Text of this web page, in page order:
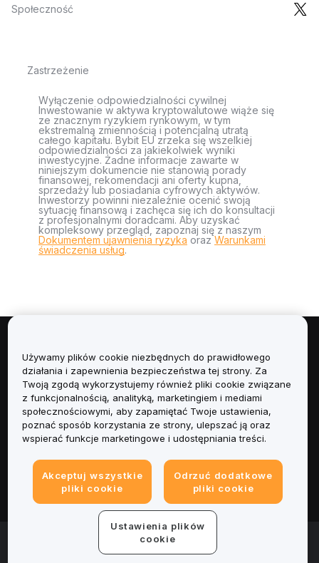
Społeczność
Zastrzeżenie
Wyłączenie odpowiedzialności cywilnej
Inwestowanie w aktywa kryptowalutowe wiąże się
ze znacznym ryzykiem rynkowym, w tym
ekstremalną zmiennością i potencjalną utratą
całego kapitału. Bybit EU zrzeka się wszelkiej
odpowiedzialności za jakiekolwiek wyniki
inwestycyjne. Żadne informacje zawarte w
niniejszym dokumencie nie stanowią porady
finansowej, rekomendacji ani oferty kupna,
sprzedaży lub posiadania cyfrowych aktywów.
Inwestorzy powinni niezależnie ocenić swoją
sytuację finansową i zachęca się ich do konsultacji
z profesjonalnymi doradcami. Aby uzyskać
kompleksowy przegląd, zapoznaj się z naszym
Dokumentem ujawnienia ryzyka orazWarunkami
świadczenia usług.
Informacje
Usługi
Obsługa Klienta
Informacje prawne
© 2025-2026 Bybit.eu. Wszystkie prawa zastrzeżone.
Używamy plików cookie niezbędnych do prawidłowego
działania i zapewnienia bezpieczeństwa tej strony. Za
Twoją zgodą wykorzystujemy również pliki cookie związane
z funkcjonalnością, analityką, marketingiem i mediami
społecznościowymi, aby zapamiętać Twoje ustawienia,
poznać sposób korzystania ze strony, ulepszać ją oraz
wspierać funkcje marketingowe i udostępniania treści.
Akceptuj wszystkie
pliki cookie
Odrzuć dodatkowe
pliki cookie
Ustawienia plików
cookie